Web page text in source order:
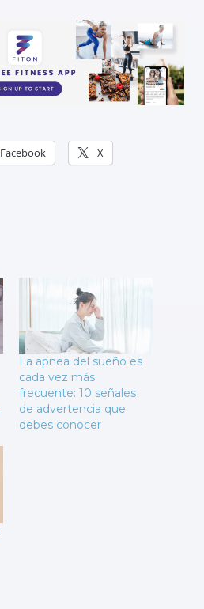
Facebook X
La apnea del sueño es
cada vez más
frecuente: 10 señales
de advertencia que
debes conocer